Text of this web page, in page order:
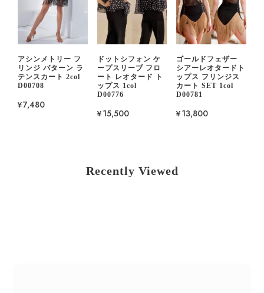
アシンメトリー フ
リンジ パターン ラ
テンスカート 2col
D00708
¥7,480
ドットシフォン ケ
ープスリーブ フロ
ート レオタード ト
ップス 1col
D00776
¥15,500
ゴールドフェザー
シアーレオタードト
ップス フリンジス
カート SET 1col
D00781
¥13,800
Recently Viewed